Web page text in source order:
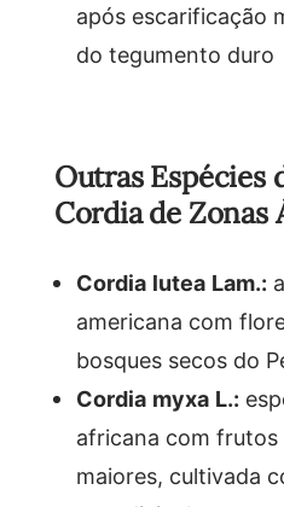
após escarificação
do tegumento duro
Outras Espécies
Cordia de Zonas
Cordia lutea Lam.:
americana com
bosques secos do
Cordia myxa L.:
africana com frutos
maiores, cultivada